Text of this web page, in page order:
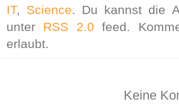
IT, Science. Du kannst die
unter RSS 2.0 feed.
erlaubt.
Keine